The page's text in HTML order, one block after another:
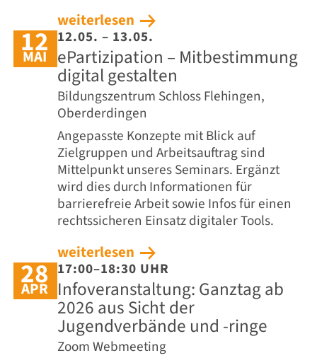
weiterlesen
12
MAI
12.05. – 13.05.
ePartizipation – Mitbestimmung
digital gestalten
Bildungszentrum Schloss Flehingen,
Oberderdingen
Angepasste Konzepte mit Blick auf
Zielgruppen und Arbeitsauftrag sind
Mittelpunkt unseres Seminars. Ergänzt
wird dies durch Informationen für
barrierefreie Arbeit sowie Infos für einen
rechtssicheren Einsatz digitaler Tools.
weiterlesen
28
APR
17:00–18:30 UHR
Infoveranstaltung: Ganztag ab
2026 aus Sicht der
Jugendverbände und -ringe
Zoom Webmeeting